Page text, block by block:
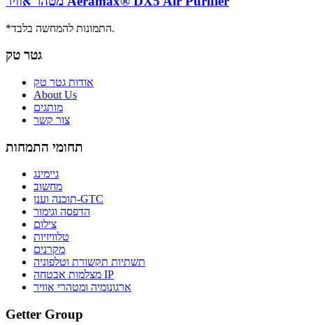
*התמונות להמחשה בלבד.
גטר טק
אודות גטר טק
About Us
מותגים
צור קשר
תחומי התמחות
גיימינג
מחשוב
תוכנה וענן-GTC
הדפסה וגימור
צילום
טלוויזיות
מקרנים
תשתיות תקשורת וטלפוניה
מצלמות אבטחה IP
ארגונומיה ומטהרי אוויר
Getter Group